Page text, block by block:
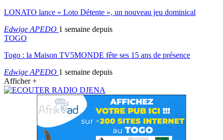
LONATO lance « Loto Détente », un nouveau jeu dominical
Edwige APEDO 1 semaine depuis
TOGO
Togo : la Maison TV5MONDE fête ses 15 ans de présence
Edwige APEDO 1 semaine depuis
Afficher +